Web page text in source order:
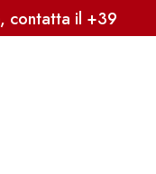
contatta il +39
i 59€